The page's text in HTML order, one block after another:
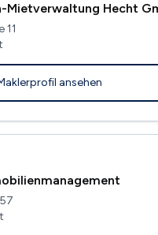
Mietverwaltung Hecht
11
ansehen